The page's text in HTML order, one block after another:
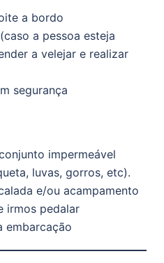
a bordo
a pessoa esteja
a velejar e realizar
segurança
impermeável
luvas, gorros, etc).
e/ou acampamento
irmos pedalar
embarcação